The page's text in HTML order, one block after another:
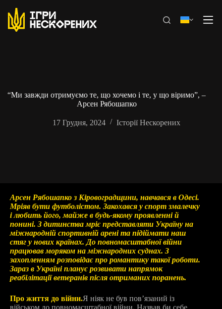
вмісту
“Ми завжди отримуємо те, що хочемо і те, у що віримо”, –
Арсен Рябошапко
17 Грудня, 2024 Історії Нескорених
Арсен Рябошапко з Кіровоградщини, навчався в Одесі.
Мріяв бути футболістом. Закохався у спорт змалечку
і любить його, майже в будь-якому проявленні й
понині. З дитинства мріє представляти Україну на
міжнародній спортивній арені та підіймати наш
стяг у нових країнах. До повномасштабної війни
працював моряком на міжнародних суднах. З
захопленням розповідає про романтику такої роботи.
Зараз в Україні планує розвивати напрямок
реабілітації ветеранів після отриманих поранень.
Про життя до війни.Я ніяк не був повʼязаний із
військом до повномасштабної війни. Назвав би себе